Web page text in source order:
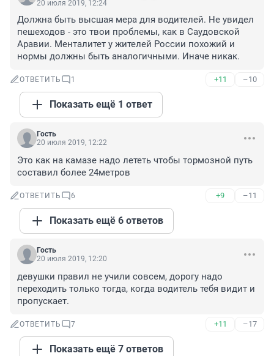
20 июля 2019, 12:24
Должна быть высшая мера для водителей. Не увидел
пешеходов - это твои проблемы, как в Саудовской
Аравии. Менталитет у жителей России похожий и
нормы должны быть аналогичными. Иначе никак.
ОТВЕТИТЬ 1 +11 –10
Показать ещё 1 ответ
Гость
20 июля 2019, 12:22
Это как на камазе надо лететь чтобы тормозной путь
составил более 24метров
ОТВЕТИТЬ 6 +9 –11
Показать ещё 6 ответов
Гость
20 июля 2019, 12:20
девушки правил не учили совсем, дорогу надо
переходить только тогда, когда водитель тебя видит и
пропускает.
ОТВЕТИТЬ 7 +11 –17
Показать ещё 7 ответов